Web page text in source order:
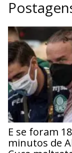
E se foram
minutos de